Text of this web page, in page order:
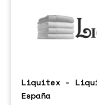
Liquitex -
España